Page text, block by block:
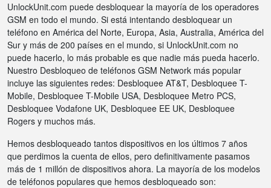
UnlockUnit.com puede desbloquear la mayoría de los operadores
GSM en todo el mundo. Si está intentando desbloquear un
teléfono en América del Norte, Europa, Asia, Australia, América del
Sur y más de 200 países en el mundo, si UnlockUnit.com no
puede hacerlo, lo más probable es que nadie más pueda hacerlo.
Nuestro Desbloqueo de teléfonos GSM Network más popular
incluye las siguientes redes: Desbloquee AT&T, Desbloquee T-
Mobile, Desbloquee T-Mobile USA, Desbloquee Metro PCS,
Desbloquee Vodafone UK, Desbloquee EE UK, Desbloquee
Rogers y muchos más.
Hemos desbloqueado tantos dispositivos en los últimos 7 años
que perdimos la cuenta de ellos, pero definitivamente pasamos
más de 1 millón de dispositivos ahora. La mayoría de los modelos
de teléfonos populares que hemos desbloqueado son: